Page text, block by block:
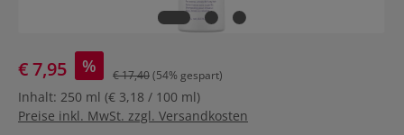
€ 7,95 % € 17,40(54% gespart)
Inhalt: 250 ml (€ 3,18 / 100 ml)
Preise inkl. MwSt. zzgl. Versandkosten